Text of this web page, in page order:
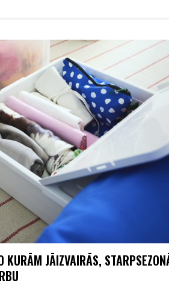
KURĀM JĀIZVAIRĀS,